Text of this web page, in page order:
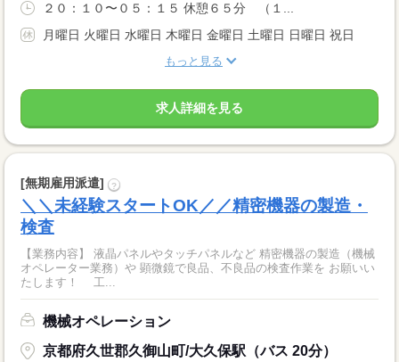
２０：１０〜０５：１５ 休憩６５分 （１...
月曜日 火曜日 水曜日 木曜日 金曜日 土曜日 日曜日 祝日
もっと見る
求人詳細を見る
[無期雇用派遣] ?
＼＼未経験スタートOK／／精密機器の製造・
検査
【業務内容】 液晶パネルやタッチパネルなど 精密機器の製造（機械
オペレーター業務）や 顕微鏡で良品、不良品の検査作業を お願いい
たします！ 工...
機械オペレーション
京都府久世郡久御山町/大久保駅（バス 20分）